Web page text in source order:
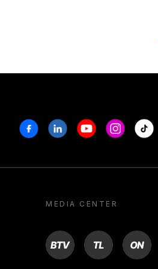
FacebookLinkedinYoutubeInstagram
Tiktok
MEDIA CENTER
BTV TL ON